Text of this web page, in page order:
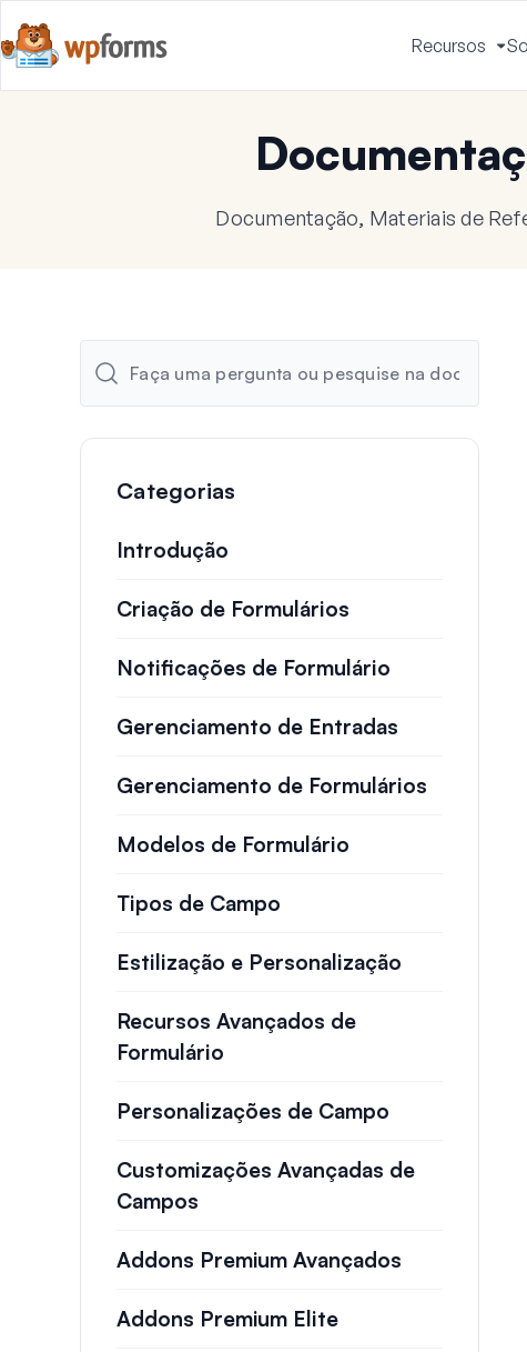
Recursos
Documentação, Materiais de
Categorias
Introdução
Criação de Formulários
Notificações de Formulário
Gerenciamento de Entradas
Gerenciamento de Formulários
Modelos de Formulário
Tipos de Campo
Estilização e Personalização
Recursos Avançados de
Formulário
Personalizações de Campo
Customizações Avançadas de
Campos
Addons Premium Avançados
Addons Premium Elite